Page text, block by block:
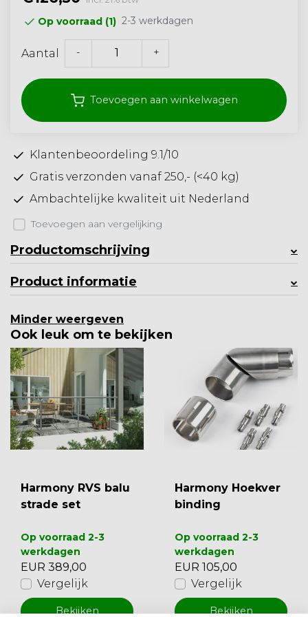
Op voorraad (1) 2-3 werkdagen
Aantal - +
Toevoegen aan winkelwagen
Klantenbeoordeling 9.1/10
Gratis verzonden vanaf 250,- (<40 kg)
Ambachtelijke kwaliteit uit Nederland
Toevoegen aan vergelijking
Productomschrijving
Product informatie
Minder weergeven
Ook leuk om te bekijken
Harmony RVS balu
strade set
Op voorraad 2-3
werkdagen
EUR 389,00
Vergelijk
Bekijken
Harmony Hoekver
binding
Op voorraad 2-3
werkdagen
EUR 105,00
Vergelijk
Bekijken